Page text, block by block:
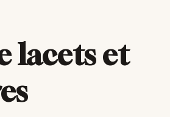
lacets et